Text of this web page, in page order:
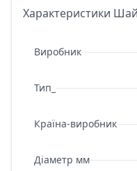
Характеристики
Виробник
Тип_
Країна-виробник
Діаметр мм